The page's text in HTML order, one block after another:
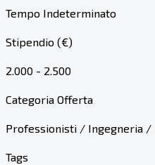
Tempo Indeterminato
Stipendio (€)
2.000 - 2.500
Categoria Offerta
Professionisti / Ingegneria /
Tags